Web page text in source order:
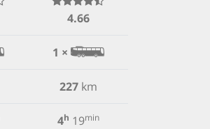
4.66
1 ×
227km
4h 19min